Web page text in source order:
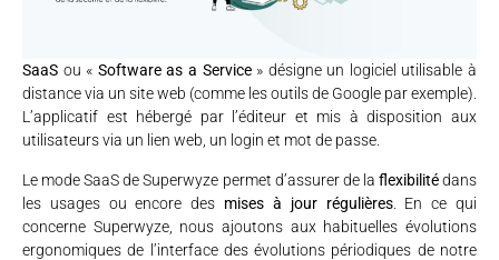
SaaS ou « Software as a Service» désigne un logiciel utilisable à
distance via un site web (comme les outils de Google par exemple).
L’applicatif est hébergé par l’éditeur et mis à disposition aux
utilisateurs via un lien web, un login et mot de passe.
Le mode SaaS de Superwyze permet d’assurer de la flexibilitédans
les usages ou encore des mises à jour régulières. En ce qui
concerne Superwyze, nous ajoutons aux habituelles évolutions
ergonomiques de l’interface des évolutions périodiques de notre